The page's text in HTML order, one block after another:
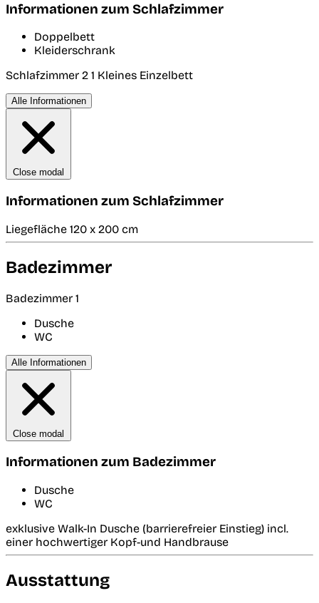
Informationen zum Schlafzimmer
Doppelbett
Kleiderschrank
Schlafzimmer 2 1 Kleines Einzelbett
Alle Informationen
Close modal
Informationen zum Schlafzimmer
Liegefläche 120 x 200 cm
Badezimmer
Badezimmer 1
Dusche
WC
Alle Informationen
Close modal
Informationen zum Badezimmer
Dusche
WC
exklusive Walk-In Dusche (barrierefreier Einstieg) incl.
einer hochwertiger Kopf-und Handbrause
Ausstattung